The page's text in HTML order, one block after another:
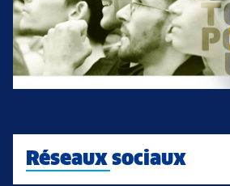
Réseaux sociaux